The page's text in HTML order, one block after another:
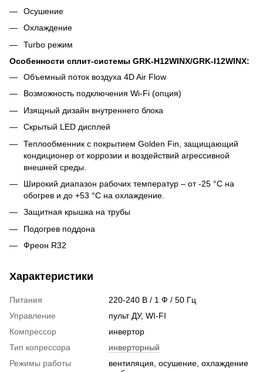
Осушение
Охлаждение
Turbo режим
Особенности сплит-системы GRK-H12WINX/GRK-I12WINX:
Объемный поток воздуха 4D Air Flow
Возможность подключения Wi-Fi (опция)
Изящный дизайн внутреннего блока
Скрытый LED дисплей
Теплообменник с покрытием Golden Fin, защищающий
кондиционер от коррозии и воздействий агрессивной
внешней среды.
Широкий диапазон рабочих температур – от -25 °C на
обогрев и до +53 °C на охлаждение.
Защитная крышка на трубы
Подогрев поддона
Фреон R32
Характеристики
Питания
220-240 В / 1 Ф / 50 Гц
Управление
пульт ДУ, WI-FI
Компрессор
инвертор
Тип копрессора
инверторный
Режимы работы
вентиляция, осушение, охлаждение